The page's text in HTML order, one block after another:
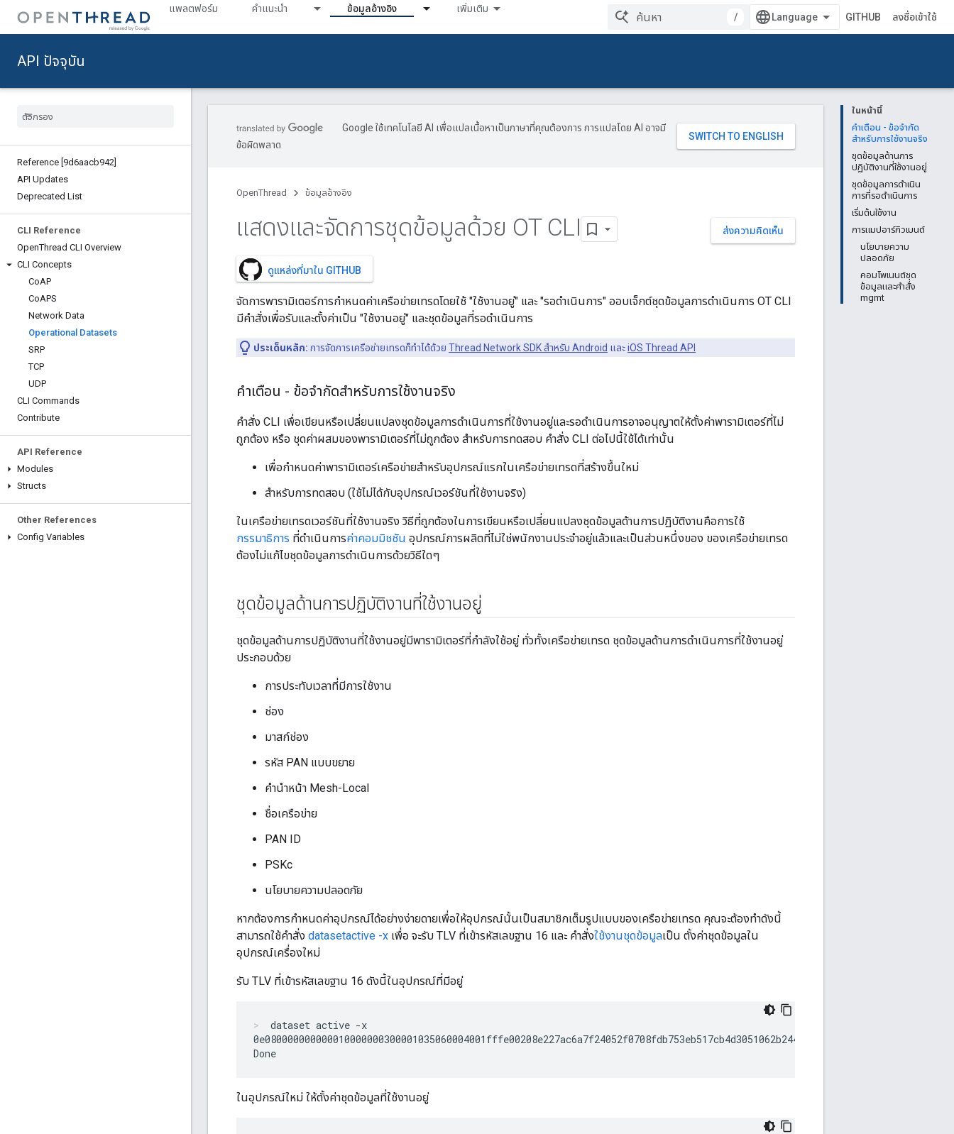
แพลตฟอร์ม คำแนะนำ ข้อมูลอ้างอิง เพิ่มเติม
/ GITHUB ลงชื่อเข้าใช้
API ปัจจุบัน
Reference [9d6aacb942]
API Updates
Deprecated List
CLI Reference
OpenThread CLI Overview
CLI Concepts
CoAP
CoAPS
Network Data
Operational Datasets
SRP
TCP
UDP
CLI Commands
Contribute
API Reference
Modules
Structs
Other References
Config Variables
ในหน้านี้
คำเตือน - ข้อจำกัด
สำหรับการใช้งานจริง
ชุดข้อมูลด้านการ
ปฏิบัติงานที่ใช้งานอยู่
ชุดข้อมูลการดำเนิน
การที่รอดำเนินการ
เริ่มต้นใช้งาน
การแมปอาร์กิวเมนต์
นโยบายความ
ปลอดภัย
คอมโพเนนต์ชุด
ข้อมูลและคำสั่ง
mgmt
Google ใช้เทคโนโลยี AI เพื่อแปลเนื้อหาเป็นภาษาที่คุณต้องการ การแปลโดย AI อาจมี
ข้อผิดพลาด
OpenThread ข้อมูลอ้างอิง
ส่งความคิดเห็น
แสดงและจัดการชุดข้อมูลด้วย OT CLI
ดูแหล่งที่มาใน GITHUB
จัดการพารามิเตอร์การกำหนดค่าเครือข่ายเทรดโดยใช้ "ใช้งานอยู่" และ "รอดำเนินการ" ออบเจ็กต์ชุดข้อมูลการดำเนินการ OT CLI
มีคำสั่งเพื่อรับและตั้งค่าเป็น "ใช้งานอยู่" และชุดข้อมูลที่รอดำเนินการ
ประเด็นหลัก: การจัดการเครือข่ายเทรดก็ทำได้ด้วย Thread Network SDK สำหรับ Android และiOS Thread API
คำเตือน - ข้อจำกัดสำหรับการใช้งานจริง
คำสั่ง CLI เพื่อเขียนหรือเปลี่ยนแปลงชุดข้อมูลการดำเนินการที่ใช้งานอยู่และรอดำเนินการอาจอนุญาตให้ตั้งค่าพารามิเตอร์ที่ไม่
ถูกต้อง หรือ ชุดค่าผสมของพารามิเตอร์ที่ไม่ถูกต้อง สำหรับการทดสอบ คำสั่ง CLI ต่อไปนี้ใช้ได้เท่านั้น
เพื่อกำหนดค่าพารามิเตอร์เครือข่ายสำหรับอุปกรณ์แรกในเครือข่ายเทรดที่สร้างขึ้นใหม่
สำหรับการทดสอบ (ใช้ไม่ได้กับอุปกรณ์เวอร์ชันที่ใช้งานจริง)
ในเครือข่ายเทรดเวอร์ชันที่ใช้งานจริง วิธีที่ถูกต้องในการเขียนหรือเปลี่ยนแปลงชุดข้อมูลด้านการปฏิบัติงานคือการใช้
กรรมาธิการ ที่ดำเนินการค่าคอมมิชชัน อุปกรณ์การผลิตที่ไม่ใช่พนักงานประจำอยู่แล้วและเป็นส่วนหนึ่งของ ของเครือข่ายเทรด
ต้องไม่แก้ไขชุดข้อมูลการดำเนินการด้วยวิธีใดๆ
ชุดข้อมูลด้านการปฏิบัติงานที่ใช้งานอยู่
ชุดข้อมูลด้านการปฏิบัติงานที่ใช้งานอยู่มีพารามิเตอร์ที่กำลังใช้อยู่ ทั่วทั้งเครือข่ายเทรด ชุดข้อมูลด้านการดำเนินการที่ใช้งานอยู่
ประกอบด้วย
การประทับเวลาที่มีการใช้งาน
ช่อง
มาสก์ช่อง
รหัส PAN แบบขยาย
คำนำหน้า Mesh-Local
ชื่อเครือข่าย
PAN ID
PSKc
นโยบายความปลอดภัย
หากต้องการกำหนดค่าอุปกรณ์ได้อย่างง่ายดายเพื่อให้อุปกรณ์นั้นเป็นสมาชิกเต็มรูปแบบของเครือข่ายเทรด คุณจะต้องทำดังนี้
สามารถใช้คำสั่ง datasetactive -x เพื่อ จะรับ TLV ที่เข้ารหัสเลขฐาน 16 และ คำสั่งใช้งานชุดข้อมูลเป็น ตั้งค่าชุดข้อมูลใน
อุปกรณ์เครื่องใหม่
รับ TLV ที่เข้ารหัสเลขฐาน 16 ดังนี้ในอุปกรณ์ที่มีอยู่
dataset active -x
ในอุปกรณ์ใหม่ ให้ตั้งค่าชุดข้อมูลที่ใช้งานอยู่